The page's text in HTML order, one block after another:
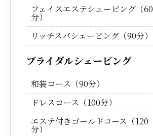
フェイスエステシェービング（60
分）
リッチスパシェービング（90分）
ブライダルシェービング
和装コース（90分）
ドレスコース（100分）
エステ付きゴールドコース（120
分）